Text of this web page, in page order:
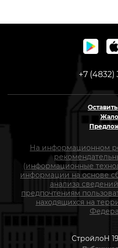
+7 (4832)
На информационном
(информационные
информации на основе
анализа
предпочтениям
находящихся на
СтройлоН